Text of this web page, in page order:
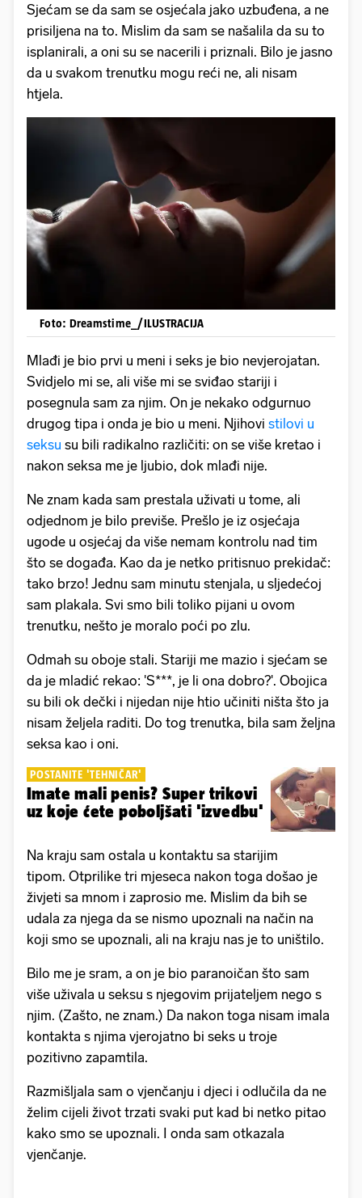
Sjećam se da sam se osjećala jako uzbuđena, a ne
prisiljena na to. Mislim da sam se našalila da su to
isplanirali, a oni su se nacerili i priznali. Bilo je jasno
da u svakom trenutku mogu reći ne, ali nisam
htjela.
Foto: Dreamstime_/ILUSTRACIJA
Mlađi je bio prvi u meni i seks je bio nevjerojatan.
Svidjelo mi se, ali više mi se sviđao stariji i
posegnula sam za njim. On je nekako odgurnuo
drugog tipa i onda je bio u meni. Njihovi stilovi u
seksu su bili radikalno različiti: on se više kretao i
nakon seksa me je ljubio, dok mlađi nije.
Ne znam kada sam prestala uživati u tome, ali
odjednom je bilo previše. Prešlo je iz osjećaja
ugode u osjećaj da više nemam kontrolu nad tim
što se događa. Kao da je netko pritisnuo prekidač:
tako brzo! Jednu sam minutu stenjala, u sljedećoj
sam plakala. Svi smo bili toliko pijani u ovom
trenutku, nešto je moralo poći po zlu.
Odmah su oboje stali. Stariji me mazio i sjećam se
da je mladić rekao: 'S***, je li ona dobro?'. Obojica
su bili ok dečki i nijedan nije htio učiniti ništa što ja
nisam željela raditi. Do tog trenutka, bila sam željna
seksa kao i oni.
POSTANITE 'TEHNIČAR'
Imate mali penis? Super trikovi
uz koje ćete poboljšati 'izvedbu'
Na kraju sam ostala u kontaktu sa starijim
tipom. Otprilike tri mjeseca nakon toga došao je
živjeti sa mnom i zaprosio me. Mislim da bih se
udala za njega da se nismo upoznali na način na
koji smo se upoznali, ali na kraju nas je to uništilo.
Bilo me je sram, a on je bio paranoičan što sam
više uživala u seksu s njegovim prijateljem nego s
njim. (Zašto, ne znam.) Da nakon toga nisam imala
kontakta s njima vjerojatno bi seks u troje
pozitivno zapamtila.
Razmišljala sam o vjenčanju i djeci i odlučila da ne
želim cijeli život trzati svaki put kad bi netko pitao
kako smo se upoznali. I onda sam otkazala
vjenčanje.